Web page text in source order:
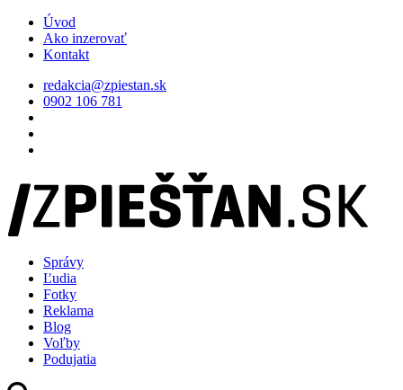
Úvod
Ako inzerovať
Kontakt
redakcia@zpiestan.sk
0902 106 781
Správy
Ľudia
Fotky
Reklama
Blog
Voľby
Podujatia